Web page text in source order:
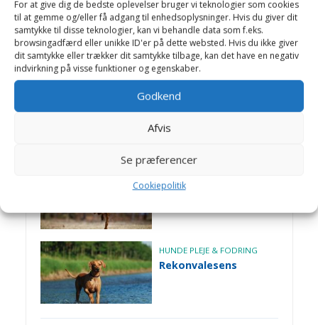
For at give dig de bedste oplevelser bruger vi teknologier som cookies
til at gemme og/eller få adgang til enhedsoplysninger. Hvis du giver dit
samtykke til disse teknologier, kan vi behandle data som f.eks.
browsingadfærd eller unikke ID'er på dette websted. Hvis du ikke giver
dit samtykke eller trækker dit samtykke tilbage, kan det have en negativ
indvirkning på visse funktioner og egenskaber.
Godkend
Afvis
Se præferencer
Cookiepolitik
HUNDE PLEJE & FODRING
Chokoladeforgiftning
HUNDE PLEJE & FODRING
Kulhydrater i foder
BARF
HUNDE PLEJE & FODRING
Rekonvalesens